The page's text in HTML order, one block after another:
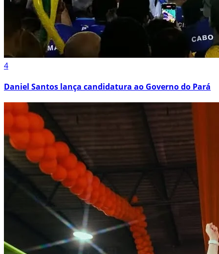
4
Daniel Santos lança candidatura ao Governo do Pará